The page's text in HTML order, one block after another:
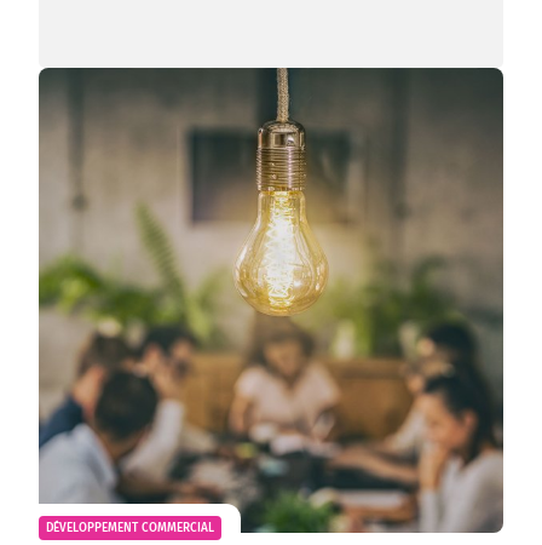
DÉVELOPPEMENT COMMERCIAL